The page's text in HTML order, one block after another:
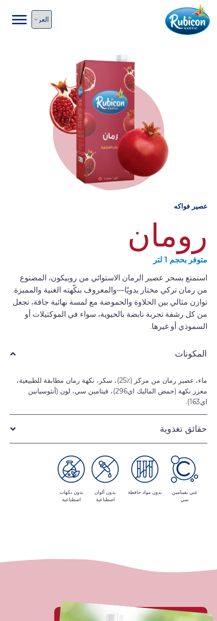
عصير فواكه
رومان
متوفر بحجم 1 لتر
استمتع بسحر عصير الرمان الاستوائي من روبيكون، المصنوع
من رمان تركي مختار يدويًا—والمعروف بنكّهته الغنية والمميزة.
توازن مثالي بين الحلاوة والحموضة مع لمسة نهائية جافة، تجعل
من كل رشفة تجربة نابضة بالحيوية، سواء في الموكتيلات أو
السموذي أو غيرها.
المكونات
ماء، عصير رمان من مركز (٪25؜)، سكر، نكهة رمان مطابقة للطبيعية،
معزز نكهة (حمض الماليك اي296)، فيتامين سي، لون (أنثوسيانين
اي163).
حقائق تغذوية
غني بفيتامين
سي
بدون مواد حافظة
بدون ألوان
اصطناعية
بدون نكهات
اصطناعية